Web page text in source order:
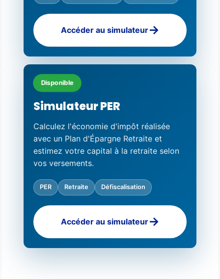
Accéder au simulateur
Disponible
Simulateur PER
Calculez l'économie d'impôt réalisée
avec un Plan d'Épargne Retraite et
estimez votre capital à la retraite selon
vos versements.
PER Retraite Défiscalisation
Accéder au simulateur